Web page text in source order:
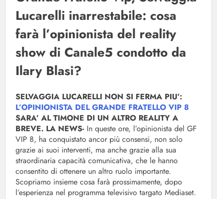
Lucarelli inarrestabile: cosa
farà l’opinionista del reality
show di Canale5 condotto da
Ilary Blasi?
SELVAGGIA LUCARELLI NON SI FERMA PIU’:
L’OPINIONISTA DEL GRANDE FRATELLO VIP 8
SARA’ AL TIMONE DI UN ALTRO REALITY A
BREVE. LA NEWS- In queste ore, l’opinionista del GF
VIP 8, ha conquistato ancor più consensi, non solo
grazie ai suoi interventi, ma anche grazie alla sua
straordinaria capacità comunicativa, che le hanno
consentito di ottenere un altro ruolo importante.
Scopriamo insieme cosa farà prossimamente, dopo
l’esperienza nel programma televisivo targato Mediaset.